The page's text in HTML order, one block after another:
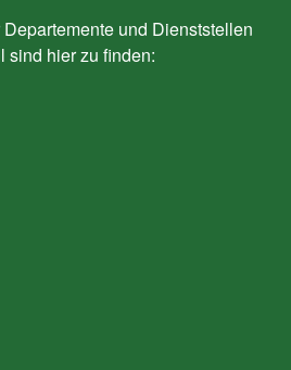
und Dienststellen
sind hier zu finden: